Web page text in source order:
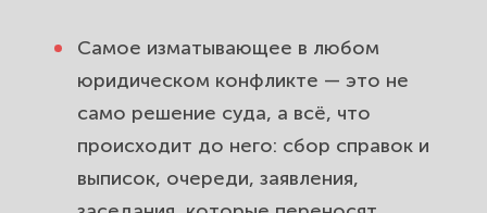
Самое изматывающее в любом
юридическом конфликте — это не
само решение суда, а всё, что
происходит до него: сбор справок и
выписок, очереди, заявления,